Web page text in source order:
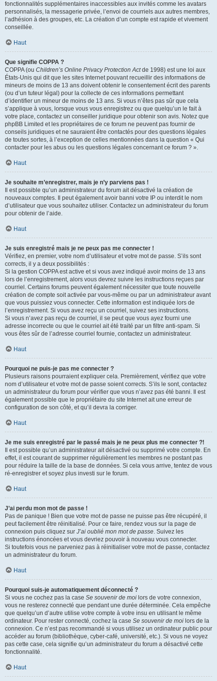
fonctionnalités supplémentaires inaccessibles aux invités comme les avatars
personnalisés, la messagerie privée, l’envoi de courriels aux autres membres,
l’adhésion à des groupes, etc. La création d’un compte est rapide et vivement
conseillée.
Haut
Que signifie COPPA ?
COPPA (ou Children’s Online Privacy Protection Actde 1998) est une loi aux
États-Unis qui dit que les sites Internet pouvant recueillir des informations de
mineurs de moins de 13 ans doivent obtenir le consentement écrit des parents
(ou d’un tuteur légal) pour la collecte de ces informations permettant
d’identifier un mineur de moins de 13 ans. Si vous n’êtes pas sûr que cela
s’applique à vous, lorsque vous vous enregistrez ou que quelqu’un le fait à
votre place, contactez un conseiller juridique pour obtenir son avis. Notez que
phpBB Limited et les propriétaires de ce forum ne peuvent pas fournir de
conseils juridiques et ne sauraient être contactés pour des questions légales
de toutes sortes, à l’exception de celles mentionnées dans la question « Qui
contacter pour les abus ou les questions légales concernant ce forum ? ».
Haut
Je souhaite m’enregistrer, mais je n’y parviens pas !
Il est possible qu’un administrateur du forum ait désactivé la création de
nouveaux comptes. Il peut également avoir banni votre IP ou interdit le nom
d’utilisateur que vous souhaitez utiliser. Contactez un administrateur du forum
pour obtenir de l’aide.
Haut
Je suis enregistré mais je ne peux pas me connecter !
Vérifiez, en premier, votre nom d’utilisateur et votre mot de passe. S’ils sont
corrects, il y a deux possibilités :
Si la gestion COPPA est active et si vous avez indiqué avoir moins de 13 ans
lors de l’enregistrement, alors vous devrez suivre les instructions reçues par
courriel. Certains forums peuvent également nécessiter que toute nouvelle
création de compte soit activée par vous-même ou par un administrateur avant
que vous puissiez vous connecter. Cette information est indiquée lors de
l’enregistrement. Si vous avez reçu un courriel, suivez ses instructions.
Si vous n’avez pas reçu de courriel, il se peut que vous ayez fourni une
adresse incorrecte ou que le courriel ait été traité par un filtre anti-spam. Si
vous êtes sûr de l’adresse courriel fournie, contactez un administrateur.
Haut
Pourquoi ne puis-je pas me connecter ?
Plusieurs raisons pourraient expliquer cela. Premièrement, vérifiez que votre
nom d’utilisateur et votre mot de passe soient corrects. S’ils le sont, contactez
un administrateur du forum pour vérifier que vous n’avez pas été banni. Il est
également possible que le propriétaire du site Internet ait une erreur de
configuration de son côté, et qu’il devra la corriger.
Haut
Je me suis enregistré par le passé mais je ne peux plus me connecter ?!
Il est possible qu’un administrateur ait désactivé ou supprimé votre compte. En
effet, il est courant de supprimer régulièrement les membres ne postant pas
pour réduire la taille de la base de données. Si cela vous arrive, tentez de vous
ré-enregistrer et soyez plus investi sur le forum.
Haut
J’ai perdu mon mot de passe !
Pas de panique ! Bien que votre mot de passe ne puisse pas être récupéré, il
peut facilement être réinitialisé. Pour ce faire, rendez vous sur la page de
connexion puis cliquez sur J’ai oublié mon mot de passe. Suivez les
instructions énoncées et vous devriez pouvoir à nouveau vous connecter.
Si toutefois vous ne parveniez pas à réinitialiser votre mot de passe, contactez
un administrateur du forum.
Haut
Pourquoi suis-je automatiquement déconnecté ?
Si vous ne cochez pas la case Se souvenir de moi lors de votre connexion,
vous ne resterez connecté que pendant une durée déterminée. Cela empêche
que quelqu’un d’autre utilise votre compte à votre insu en utilisant le même
ordinateur. Pour rester connecté, cochez la case Se souvenir de moi lors de la
connexion. Ce n’est pas recommandé si vous utilisez un ordinateur public pour
accéder au forum (bibliothèque, cyber-café, université, etc.). Si vous ne voyez
pas cette case, cela signifie qu’un administrateur du forum a désactivé cette
fonctionnalité.
Haut